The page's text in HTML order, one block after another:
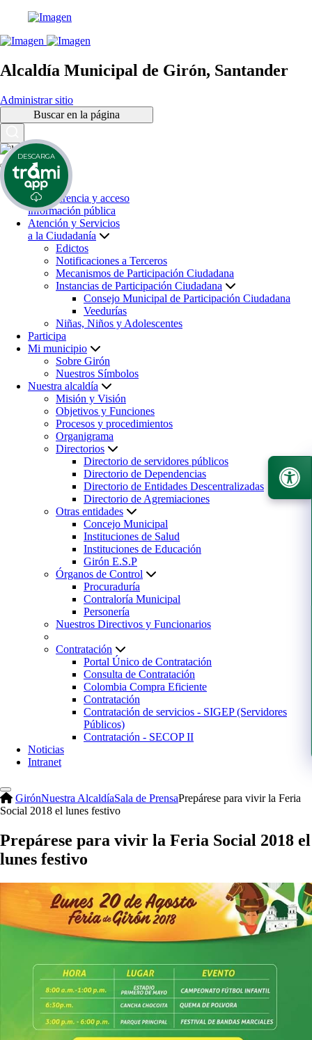
Alcaldía Municipal de Girón, Santander
Administrar sitio
Buscar en la página
Inicio
Transparencia y acceso
información pública
Atención y Servicios
a la Ciudadanía
Edictos
Notificaciones a Terceros
Mecanismos de Participación Ciudadana
Instancias de Participación Ciudadana
Consejo Municipal de Participación Ciudadana
Veedurías
Niñas, Niños y Adolescentes
Participa
Mi municipio
Sobre Girón
Nuestros Símbolos
Nuestra alcaldía
Misión y Visión
Objetivos y Funciones
Procesos y procedimientos
Organigrama
Directorios
Directorio de servidores públicos
Directorio de Dependencias
Directorio de Entidades Descentralizadas
Directorio de Agremiaciones
Otras entidades
Concejo Municipal
Instituciones de Salud
Instituciones de Educación
Girón E.S.P
Órganos de Control
Procuraduría
Contraloría Municipal
Personería
Nuestros Directivos y Funcionarios
Contratación
Portal Único de Contratación
Consulta de Contratación
Colombia Compra Eficiente
Contratación
Contratación de servicios - SIGEP (Servidores
Públicos)
Contratación - SECOP II
Noticias
Intranet
GirónNuestra AlcaldíaSala de PrensaPrepárese para vivir la Feria
Social 2018 el lunes festivo
Prepárese para vivir la Feria Social 2018 el
lunes festivo
DESCARGA